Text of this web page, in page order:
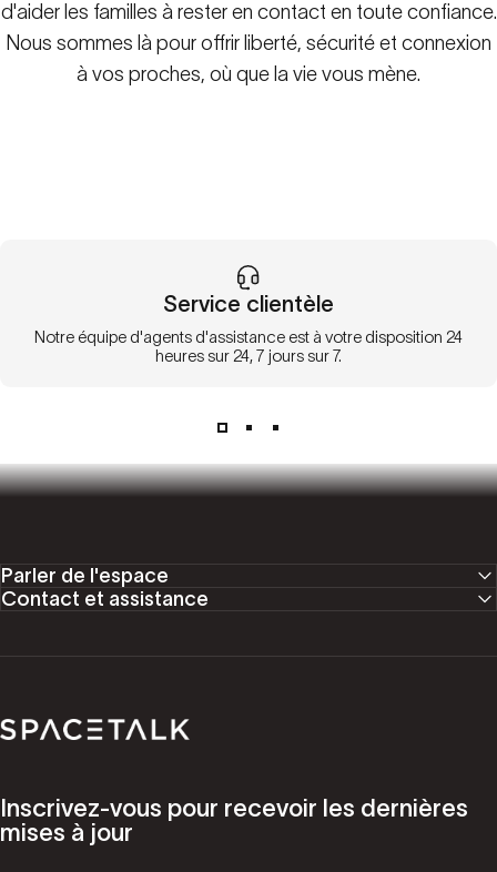
d'aider les familles à rester en contact en toute confiance.
Nous sommes là pour offrir liberté, sécurité et connexion
à vos proches, où que la vie vous mène.
Service clientèle
Notre équipe d'agents d'assistance est à votre disposition 24
heures sur 24, 7 jours sur 7.
Parler de l'espace
Contact et assistance
Parler de l'espace
Inscrivez-vous pour recevoir les dernières
mises à jour